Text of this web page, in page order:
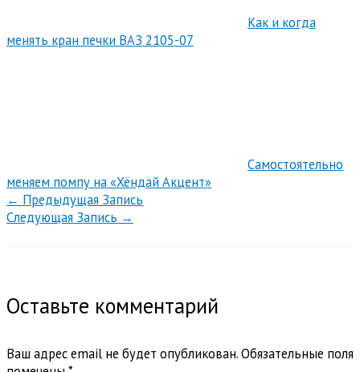
Как и когда
менять кран печки ВАЗ 2105-07
Самостоятельно
меняем помпу на «Хёндай Акцент»
← Предыдущая Запись
Следующая Запись →
Оставьте комментарий
Ваш адрес email не будет опубликован.Обязательные поля